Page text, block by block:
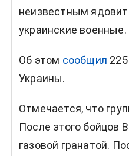
неизвестным
украинские военные.
Об этом сообщил
Украины.
Отмечается, что
После этого бойцов
газовой гранатой.